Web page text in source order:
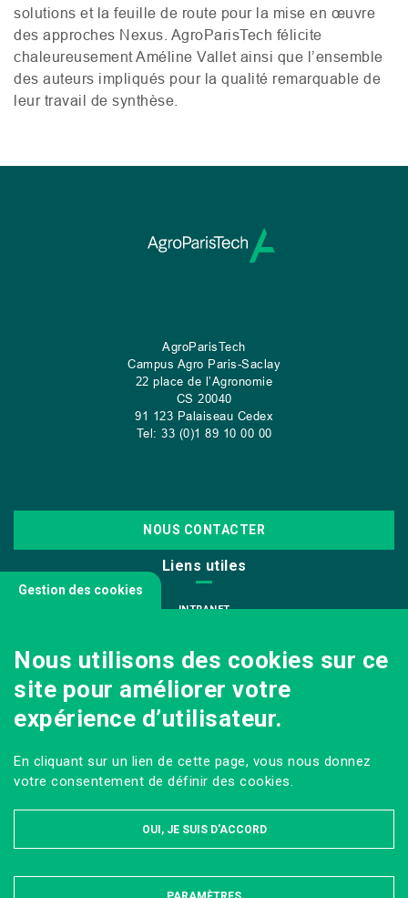
solutions et la feuille de route pour la mise en œuvre
des approches Nexus. AgroParisTech félicite
chaleureusement Améline Vallet ainsi que l’ensemble
des auteurs impliqués pour la qualité remarquable de
leur travail de synthèse.
AgroParisTech
Campus Agro Paris-Saclay
22 place de l’Agronomie
CS 20040
91 123 Palaiseau Cedex
Tel: 33 (0)1 89 10 00 00
NOUS CONTACTER
Liens utiles
INTRANET
INFODOC
PÔLE IMAGE
PRESSE
Sur les réseaux
Gestion des cookies
Nous utilisons des cookies sur ce
site pour améliorer votre
expérience d’utilisateur.
En cliquant sur un lien de cette page, vous nous donnez
votre consentement de définir des cookies.
OUI, JE SUIS D'ACCORD